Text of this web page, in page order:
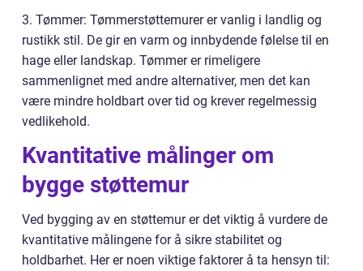
3. Tømmer: Tømmerstøttemurer er vanlig i landlig og
rustikk stil. De gir en varm og innbydende følelse til en
hage eller landskap. Tømmer er rimeligere
sammenlignet med andre alternativer, men det kan
være mindre holdbart over tid og krever regelmessig
vedlikehold.
Kvantitative målinger om
bygge støttemur
Ved bygging av en støttemur er det viktig å vurdere de
kvantitative målingene for å sikre stabilitet og
holdbarhet. Her er noen viktige faktorer å ta hensyn til: